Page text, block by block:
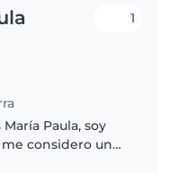
1
Paula, soy
considero una